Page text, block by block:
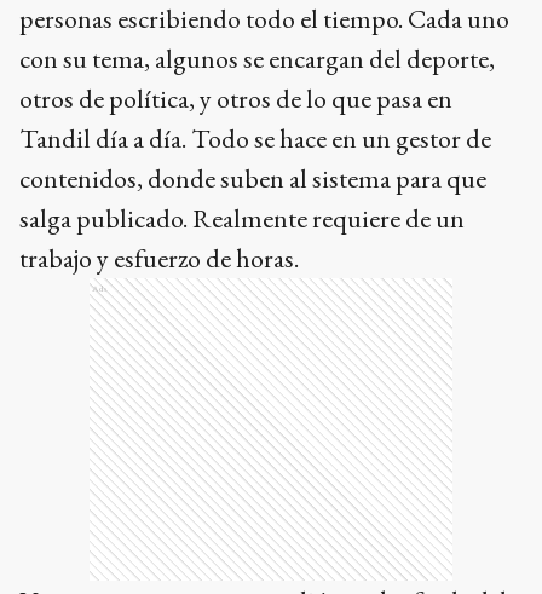
personas escribiendo todo el tiempo. Cada uno
con su tema, algunos se encargan del deporte,
otros de política, y otros de lo que pasa en
Tandil día a día. Todo se hace en un gestor de
contenidos, donde suben al sistema para que
salga publicado. Realmente requiere de un
trabajo y esfuerzo de horas.
Ads